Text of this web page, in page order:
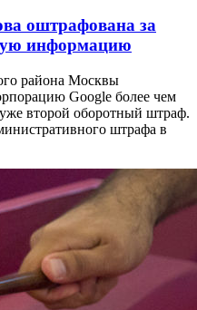
оштрафована за
информацию
района Москвы
Google более чем
второй оборотный штраф.
штрафа в